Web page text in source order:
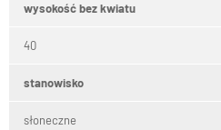
wysokość bez kwiatu
40
stanowisko
słoneczne